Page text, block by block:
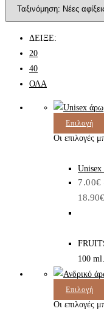
ΔΕΙΞΕ:
20
40
ΟΛΑ
Επιλογή
Οι επιλογές
7.00€
18.90€
100
Επιλογή
Οι επιλογές